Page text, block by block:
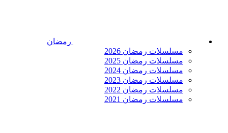
رمضان
مسلسلات رمضان 2026
مسلسلات رمضان 2025
مسلسلات رمضان 2024
مسلسلات رمضان 2023
مسلسلات رمضان 2022
مسلسلات رمضان 2021